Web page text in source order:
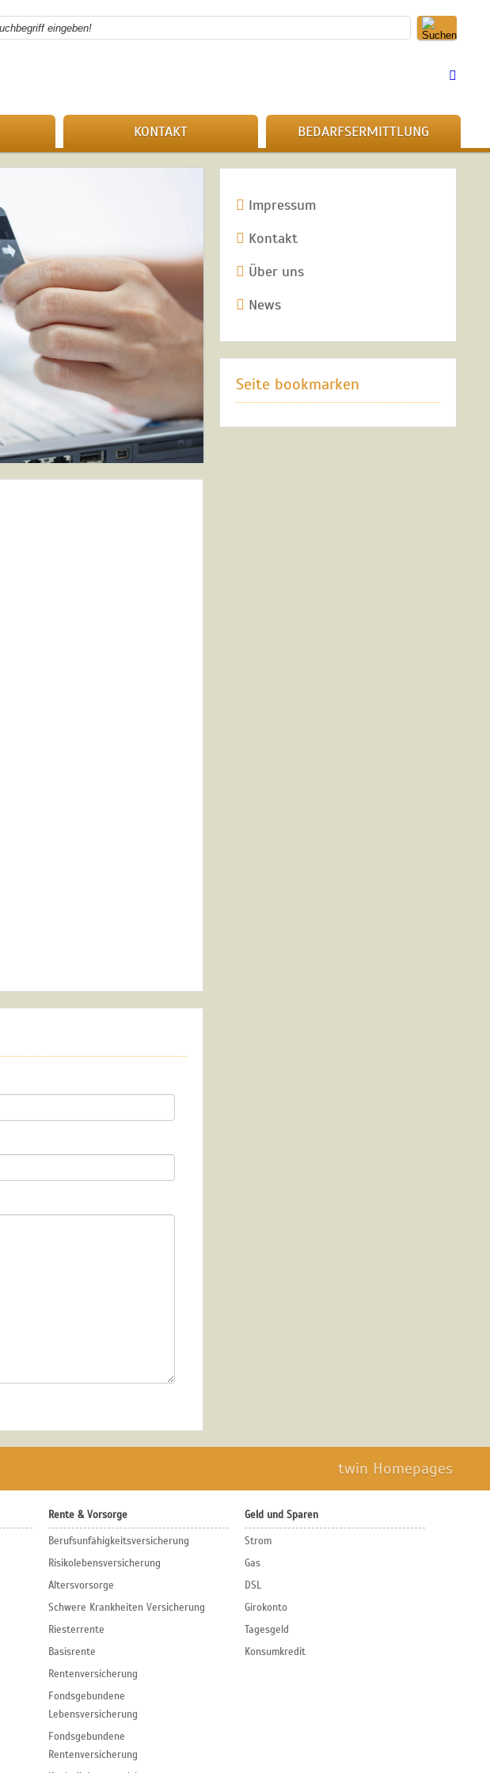
KONTAKT BEDARFSERMITTLUNG
Impressum
Kontakt
Über uns
News
Seite bookmarken
twin Homepages
Rente & Vorsorge
Berufs­unfähigkeitsversicherung
Risikolebensversicherung
Altersvorsorge
Schwere Krankheiten Versicherung
Riesterrente
Basisrente
Rentenversicherung
Fondsgebundene
Lebensversicherung
Fondsgebundene
Rentenversicherung
Geld und Sparen
Strom
Gas
DSL
Girokonto
Tagesgeld
Konsumkredit